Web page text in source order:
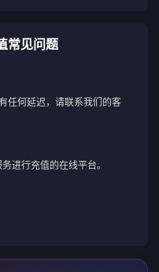
常见问题
任何延迟，请联系我们的客
进行充值的在线平台。